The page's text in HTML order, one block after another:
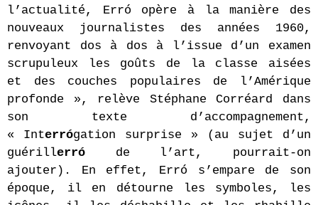
l’actualité, Erró opère à la manière des
nouveaux journalistes des années 1960,
renvoyant dos à dos à l’issue d’un examen
scrupuleux les goûts de la classe aisées
et des couches populaires de l’Amérique
profonde », relève Stéphane Corréard dans
son texte d’accompagnement,
« Interrógation surprise » (au sujet d’un
guérillerró de l’art, pourrait-on
ajouter). En effet, Erró s’empare de son
époque, il en détourne les symboles, les